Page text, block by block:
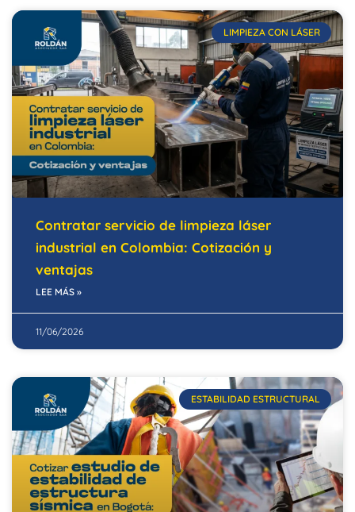
LIMPIEZA CON LÁSER
Contratar servicio de limpieza láser
industrial en Colombia: Cotización y
ventajas
LEE MÁS »
11/06/2026
ESTABILIDAD ESTRUCTURAL